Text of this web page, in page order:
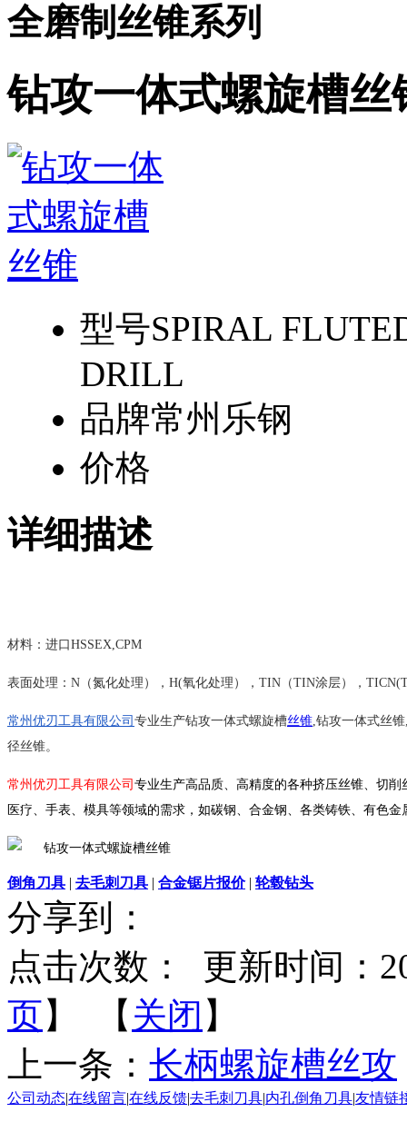
全磨制丝锥系列
钻攻一体式螺旋槽丝
型号SPIRAL
DRILL
品牌常州乐钢
价格
详细描述
材料：进口HSSEX,CPM
表面处理：N（氮化处理），H(氧化处理），TIN（TIN涂层），
常州优刃工具有限公司 专业生产钻攻一体式螺旋槽丝锥 ,钻攻一体式丝
径丝锥。
常州优刃工具有限公司 专业生产高品质、高精度的各种挤压丝锥、切
医疗、手表、模具等领域的需求，如碳钢、合金钢、各类铸铁、有色
倒角刀具 | 去毛刺刀具 | 合金锯片报价| 轮毂钻头
分享到：
点击次数：
更新时间：
页】 【 关闭 】
上一条： 长柄螺旋槽丝攻
公司动态|在线留言|在线反馈|去毛刺刀具|内孔倒角刀具|友情链